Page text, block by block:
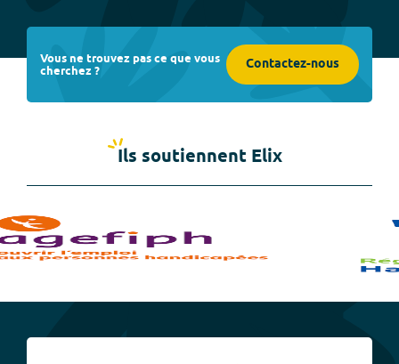
Vous ne trouvez pas ce que vous
cherchez ? Contactez-nous
Ils soutiennent Elix